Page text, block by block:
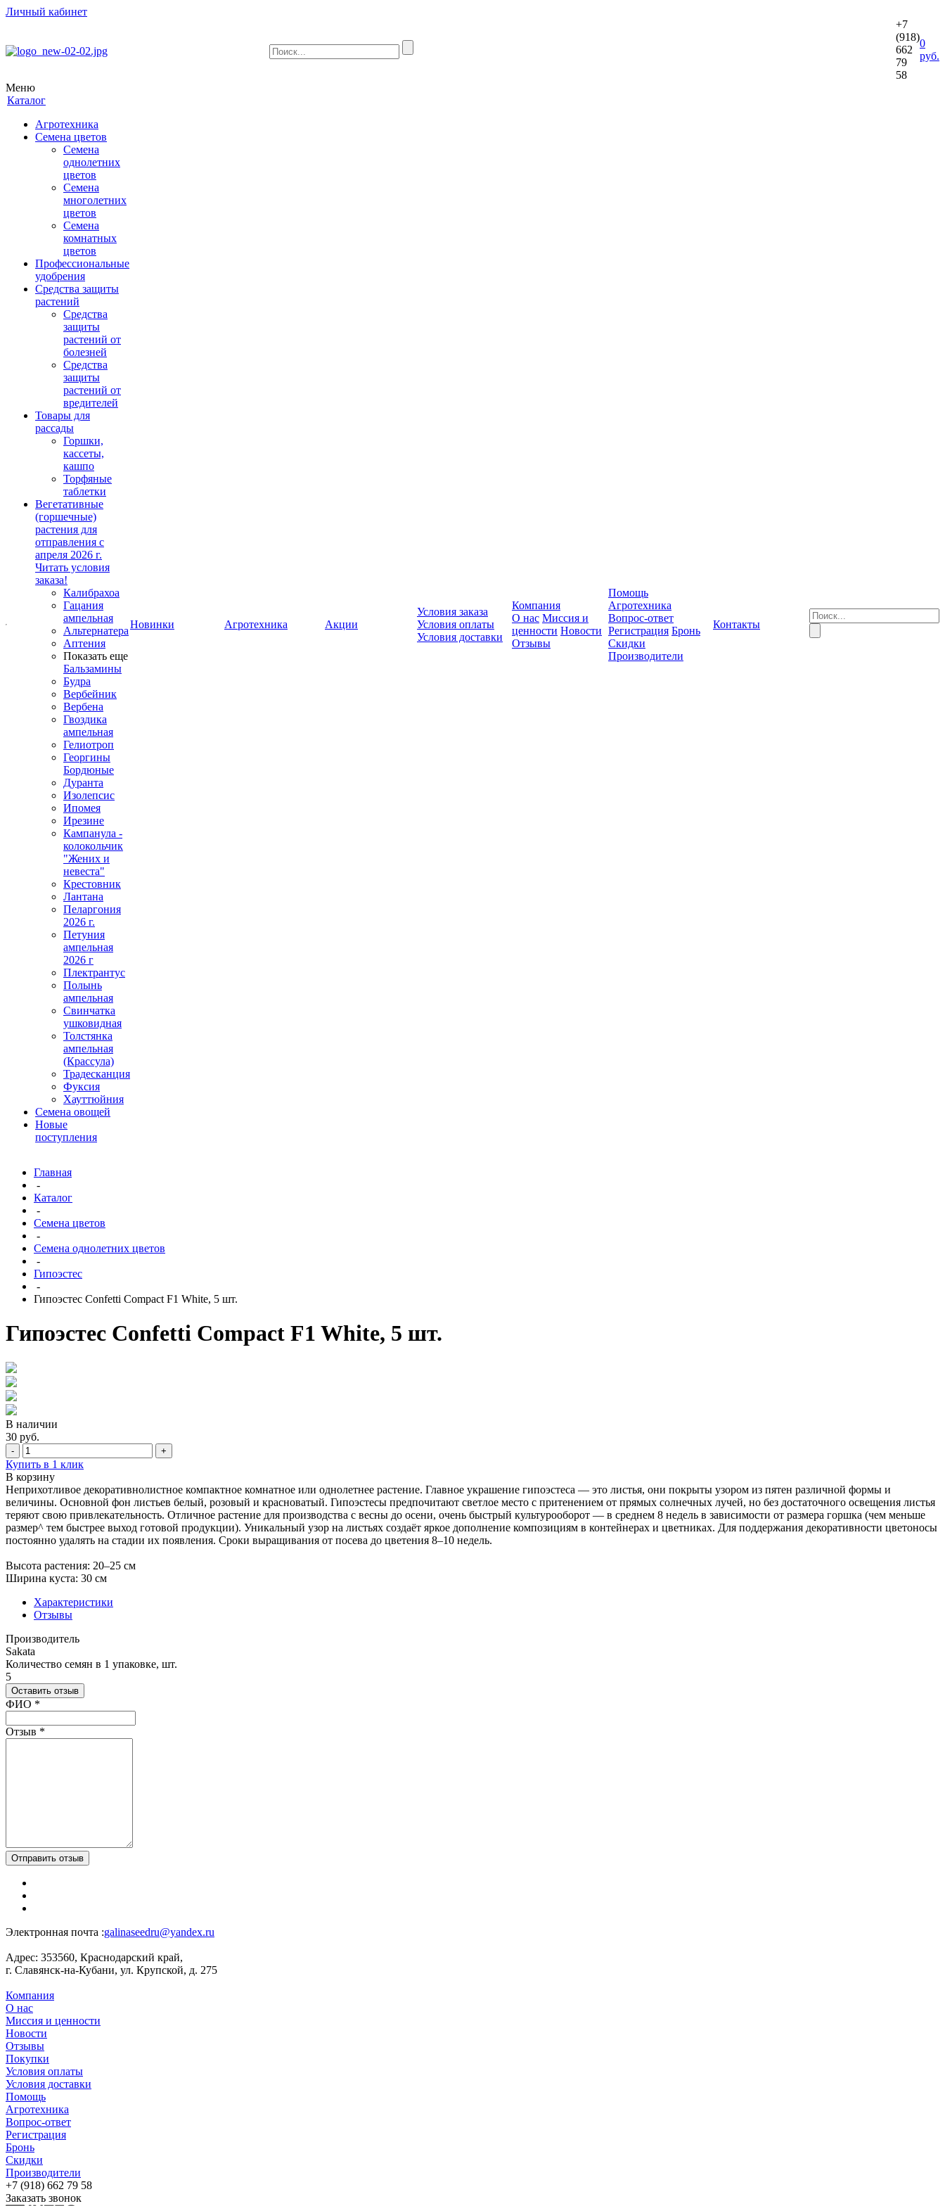
Личный кабинет
+7
(918)
662
79
58
0
руб.
Меню
Каталог
Агротехника
Семена цветов
Семена
однолетних
цветов
Семена
многолетних
цветов
Семена
комнатных
цветов
Профессиональные
удобрения
Средства защиты
растений
Средства
защиты
растений от
болезней
Средства
защиты
растений от
вредителей
Товары для
рассады
Горшки,
кассеты,
кашпо
Торфяные
таблетки
Вегетативные
(горшечные)
растения для
отправления с
апреля 2026 г.
Читать условия
заказа!
Калибрахоа
Гацания
ампельная
Альтернатера
Аптения
Показать еще
Бальзамины
Будра
Вербейник
Вербена
Гвоздика
ампельная
Гелиотроп
Георгины
Бордюные
Дуранта
Изолепсис
Ипомея
Ирезине
Кампанула -
колокольчик
"Жених и
невеста"
Крестовник
Лантана
Пеларгония
2026 г.
Петуния
ампельная
2026 г
Плектрантус
Полынь
ампельная
Свинчатка
ушковидная
Толстянка
ампельная
(Крассула)
Традесканция
Фуксия
Хауттюйния
Семена овощей
Новые
поступления
Новинки Агротехника Акции
Условия заказа
Условия оплаты
Условия доставки
Компания
О нас Миссия и
ценности Новости
Отзывы
Помощь
Агротехника
Вопрос-ответ
Регистрация Бронь
Скидки
Производители
Контакты
Главная
-
Каталог
-
Семена цветов
-
Семена однолетних цветов
-
Гипоэстес
-
Гипоэстес Confetti Compact F1 White, 5 шт.
Гипоэстес Confetti Compact F1 White, 5 шт.
В наличии
30 руб.
- +
Купить в 1 клик
В корзину
Неприхотливое декоративнолистное компактное комнатное или однолетнее растение. Главное украшение гипоэстеса — это листья, они покрыты узором из пятен различной формы и
величины. Основной фон листьев белый, розовый и красноватый. Гипоэстесы предпочитают светлое место с притенением от прямых солнечных лучей, но без достаточного освещения листья
теряют свою привлекательность. Отличное растение для производства с весны до осени, очень быстрый культурооборот — в среднем 8 недель в зависимости от размера горшка (чем меньше
размер^ тем быстрее выход готовой продукции). Уникальный узор на листьях создаёт яркое дополнение композициям в контейнерах и цветниках. Для поддержания декоративности цветоносы
постоянно удалять на стадии их появления. Сроки выращивания от посева до цветения 8–10 недель.
Высота растения: 20–25 см
Ширина куста: 30 см
Характеристики
Отзывы
Производитель
Sakata
Количество семян в 1 упаковке, шт.
5
Оставить отзыв
Ваш отзыв был отправлен!
ФИО *
Отзыв *
Отправить отзыв
Электронная почта :galinaseedru@yandex.ru
Адрес: 353560, Краснодарский край,
г. Славянск-на-Кубани, ул. Крупской, д. 275
Компания
О нас
Миссия и ценности
Новости
Отзывы
Покупки
Условия оплаты
Условия доставки
Помощь
Агротехника
Вопрос-ответ
Регистрация
Бронь
Скидки
Производители
+7 (918) 662 79 58
Заказать звонок